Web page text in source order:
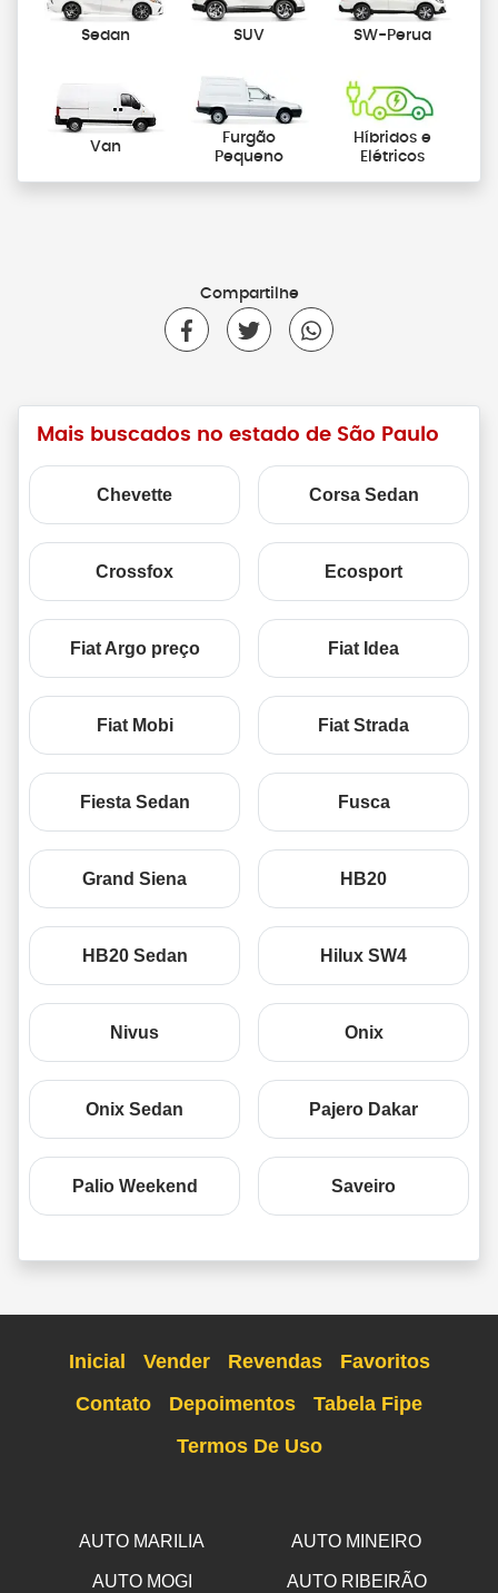
Sedan SUV SW-Perua
Van
Furgão
Pequeno
Híbridos e
Elétricos
Compartilhe
Mais buscados no estado de São Paulo
Chevette Corsa Sedan
Crossfox Ecosport
Fiat Argo preço Fiat Idea
Fiat Mobi Fiat Strada
Fiesta Sedan Fusca
Grand Siena HB20
HB20 Sedan Hilux SW4
Nivus Onix
Onix Sedan Pajero Dakar
Palio Weekend Saveiro
Inicial Vender Revendas
Favoritos
Contato
Depoimentos
Tabela Fipe
Termos De Uso
AUTO MARILIA AUTO MINEIRO
AUTO MOGI AUTO RIBEIRÃO